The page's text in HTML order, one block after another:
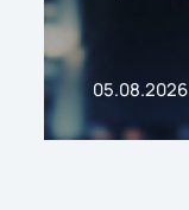
05.08.2026